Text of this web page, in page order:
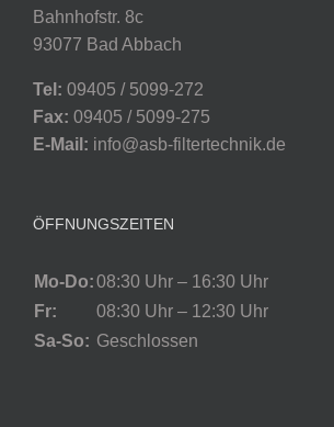
Bahnhofstr. 8c
93077 Bad Abbach
Tel: 09405 / 5099-272
Fax: 09405 / 5099-275
E-Mail: info@asb-filtertechnik.de
ÖFFNUNGSZEITEN
Mo-Do:08:30 Uhr – 16:30 Uhr
Fr:
08:30 Uhr – 12:30 Uhr
Sa-So: Geschlossen